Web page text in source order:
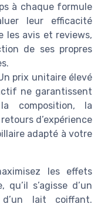
à chaque formule
leur efficacité
les avis et reviews,
de ses propres
prix unitaire élevé
ne garantissent
composition, la
d’expérience
adapté à votre
les effets
s’agisse d’un
lait coiffant.